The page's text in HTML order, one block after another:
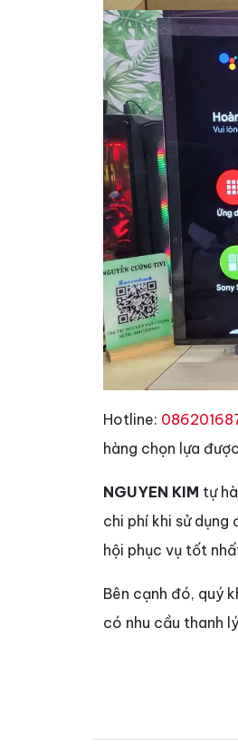
Hotline:
hàng chọn lựa
NGUYEN KIM tự
chi phí khi sử
hội phục vụ tốt
Bên cạnh đó, quý
có nhu cầu thanh